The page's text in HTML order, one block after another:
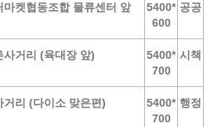
마켓협동조합 물류센터 앞
5400*
600
공공
사거리 (육대장 앞)
5400*
700
시책
거리 (다이소 맞은편)
5400*
700
행정